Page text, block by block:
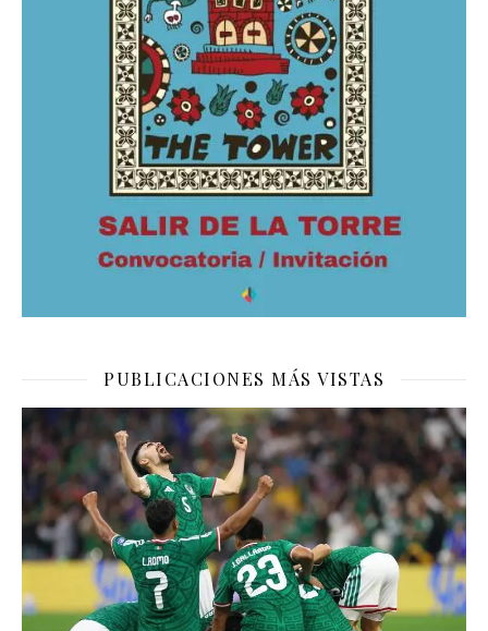
PUBLICACIONES MÁS VISTAS